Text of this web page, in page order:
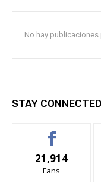
No hay publicaciones
STAY CONNECTED
21,914
Fans